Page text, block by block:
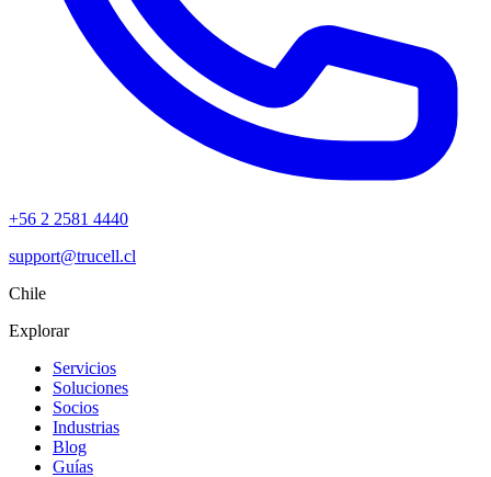
+56 2 2581 4440
support@trucell.cl
Chile
Explorar
Servicios
Soluciones
Socios
Industrias
Blog
Guías